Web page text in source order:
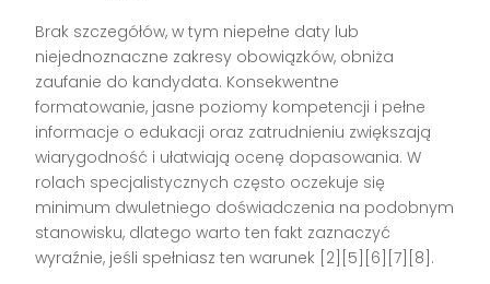
Brak szczegółów, w tym niepełne daty lub
niejednoznaczne zakresy obowiązków, obniża
zaufanie do kandydata. Konsekwentne
formatowanie, jasne poziomy kompetencji i pełne
informacje o edukacji oraz zatrudnieniu zwiększają
wiarygodność i ułatwiają ocenę dopasowania. W
rolach specjalistycznych często oczekuje się
minimum dwuletniego doświadczenia na podobnym
stanowisku, dlatego warto ten fakt zaznaczyć
wyraźnie, jeśli spełniasz ten warunek [2][5][6][7][8].